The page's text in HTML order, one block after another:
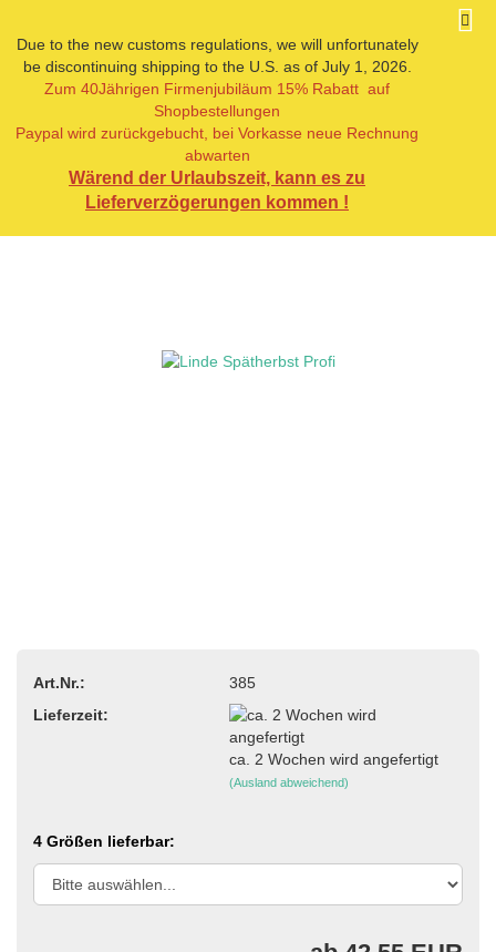
Due to the new customs regulations, we will unfortunately
be discontinuing shipping to the U.S. as of July 1, 2026.
Zum 40Jährigen Firmenjubiläum 15% Rabatt auf
Shopbestellungen
Paypal wird zurückgebucht, bei Vorkasse neue Rechnung
abwarten
Wärend der Urlaubszeit, kann es zu
Lieferverzögerungen kommen !
« Erster
« zurück
Artikel in dieser Kategorie
Linde Spätherbst Profi
Art.Nr.:
385
Lieferzeit:
ca. 2 Wochen wird angefertigt
(Ausland abweichend)
4 Größen lieferbar: